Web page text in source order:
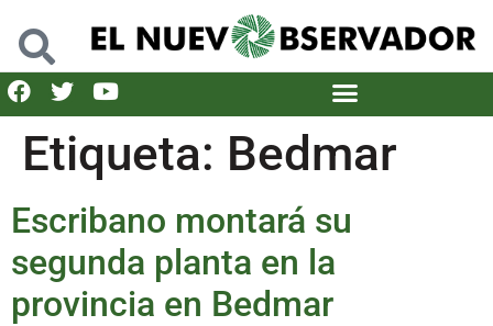
Etiqueta: Bedmar
Escribano montará su
segunda planta en la
provincia en Bedmar